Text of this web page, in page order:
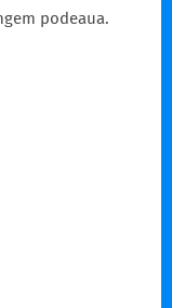
podeaua.